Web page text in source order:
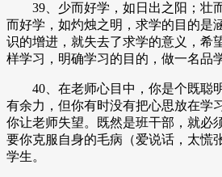
39、少而好学，如日出之阳；壮
而好学，如灼烛之明，求学的目的是
识的增进，就失去了求学的意义，希
样学习，明确学习的目的，做一名品
40、在老师心目中，你是个既聪
有余力，但你有时没有把心思放在学
你让老师失望。既然是班干部，就必
要你克服自身的毛病（爱说话，太慌
学生。